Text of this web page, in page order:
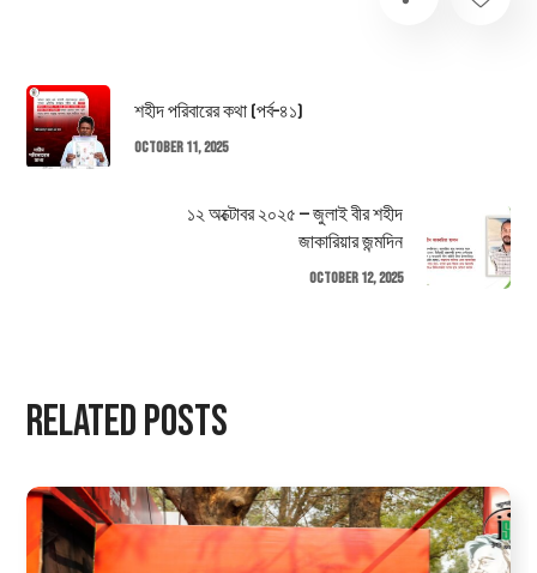
শহীদ পরিবারের কথা (পর্ব–৪১)
October 11, 2025
১২ অক্টোবর ২০২৫ — জুলাই বীর শহীদ
জাকারিয়ার জন্মদিন
October 12, 2025
Related Posts